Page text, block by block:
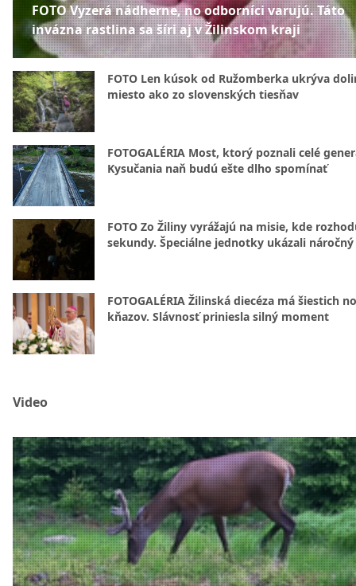
FOTO Vyzerá nádherne, no odborníci varujú. Táto
invázna rastlina sa šíri aj v Žilinskom kraji
FOTO Len kúsok od Ružomberka ukrýva
miesto ako zo slovenských tiesňav
FOTOGALÉRIA Most, ktorý poznali celé
Kysučania naň budú ešte dlho spomínať
FOTO Zo Žiliny vyrážajú na misie, kde
sekundy. Špeciálne jednotky ukázali
FOTOGALÉRIA Žilinská diecéza má šiestich
kňazov. Slávnosť priniesla silný moment
Video